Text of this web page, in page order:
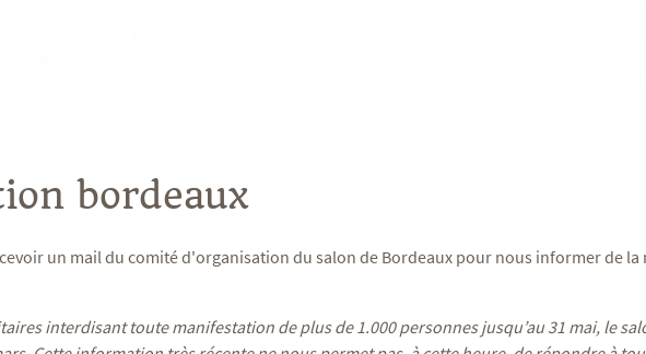
bordeaux
un mail du comité d'organisation du salon de Bordeaux pour nous informer de la
interdisant toute manifestation de plus de 1.000 personnes jusqu’au 31 mai, le